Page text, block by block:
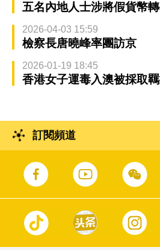
五名內地人士涉將假貨幣
2026-04-03 15:59
檢察長唐曉峰率團訪京
2026-01-19 18:45
香港女子運毒入澳被採取
訂閱頻道